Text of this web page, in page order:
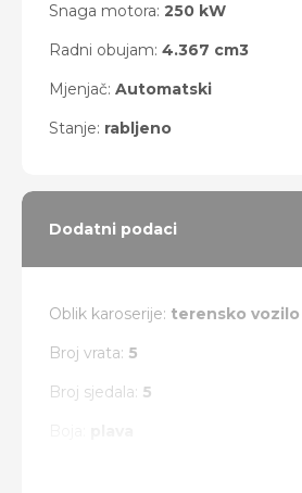
Snaga motora: 250 kW
Radni obujam: 4.367 cm3
Mjenjač: Automatski
Stanje: rabljeno
Dodatni podaci
Oblik karoserije: terensko vozilo
Broj vrata: 5
Broj sjedala: 5